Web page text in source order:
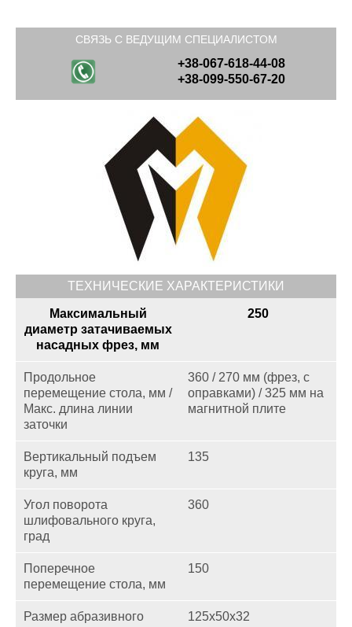
СВЯЗЬ С ВЕДУЩИМ СПЕЦИАЛИСТОМ
+38-067-618-44-08
+38-099-550-67-20
ТЕХНИЧЕСКИЕ ХАРАКТЕРИСТИКИ
Максимальный
диаметр затачиваемых
насадных фрез, мм
250
Продольное
перемещение стола, мм /
Макс. длина линии
заточки
360 / 270 мм (фрез, с
оправками) / 325 мм на
магнитной плите
Вертикальный подъем
круга, мм
135
Угол поворота
шлифовального круга,
град
360
Поперечное
перемещение стола, мм
150
Размер абразивного
125x50x32